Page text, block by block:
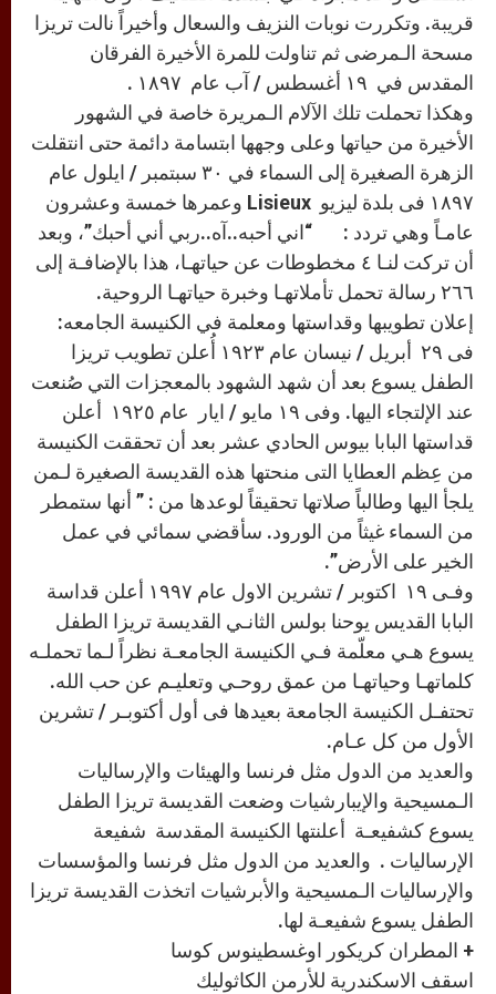
قريبة. وتكررت نوبات النزيف والسعال وأخيراً نالت تريزا
مسحة الـمرضى ثم تناولت للمرة الأخيرة الفرقان
المقدس في ١٩ أغسطس / آب عام ١٨٩٧ .
وهكذا تحملت تلك الآلام الـمريرة خاصة في الشهور
الأخيرة من حياتها وعلى وجهها ابتسامة دائمة حتى انتقلت
الزهرة الصغيرة إلى السماء في ٣٠ سبتمبر / ايلول عام
١٨٩٧ فى بلدة ليزيو Lisieux وعمرها خمسة وعشرون
عامـاً وهي تردد : “اني أحبه..آه..ربي أني أحبك”، وبعد
أن تركت لنـا ٤ مخطوطات عن حياتهـا، هذا بالإضافـة إلى
٢٦٦ رسالة تحمل تأملاتهـا وخبرة حياتهـا الروحية.
إعلان تطويبها وقداستها ومعلمة في الكنيسة الجامعه:
فى ٢٩ أبريل / نيسان عام ١٩٢٣ أُعلن تطويب تريزا
الطفل يسوع بعد أن شهد الشهود بالمعجزات التي صُنعت
عند الإلتجاء اليها. وفى ١٩ مايو / ايار عام ١٩٢٥ أعلن
قداستها البابا بيوس الحادي عشر بعد أن تحققت الكنيسة
من عِظم العطايا التى منحتها هذه القديسة الصغيرة لـمن
يلجأ اليها وطالباً صلاتها تحقيقاً لوعدها من : ” أنها ستمطر
من السماء غيثاً من الورود. سأقضي سمائي في عمل
الخير على الأرض”.
وفـى ١٩ اكتوبر / تشرين الاول عام ١٩٩٧ أعلن قداسة
البابا القديس يوحنا بولس الثانـي القديسة تريزا الطفل
يسوع هـي معلّمة فـي الكنيسة الجامعـة نظراً لـما تحملـه
كلماتهـا وحياتهـا من عمق روحـي وتعليـم عن حب الله.
تحتفـل الكنيسة الجامعة بعيدها فى أول أكتوبـر / تشرين
الأول من كل عـام.
والعديد من الدول مثل فرنسا والهيئات والإرساليات
الـمسيحية والإيبارشيات وضعت القديسة تريزا الطفل
يسوع كشفيعـة أعلنتها الكنيسة المقدسة شفيعة
الإرساليات . والعديد من الدول مثل فرنسا والمؤسسات
والإرساليات الـمسيحية والأبرشيات اتخذت القديسة تريزا
الطفل يسوع شفيعـة لها.
+ المطران كريكور اوغسطينوس كوسا
اسقف الاسكندرية للأرمن الكاثوليك